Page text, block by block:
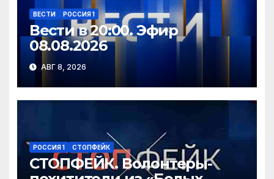
ВЕСТИ РОССИЯ 1
Вести в 20:00. Эфир
08.08.2026
АВГ 8, 2026
РОССИЯ 1 СТОПФЕЙК
СТОПФЕЙК. Волонтеры-